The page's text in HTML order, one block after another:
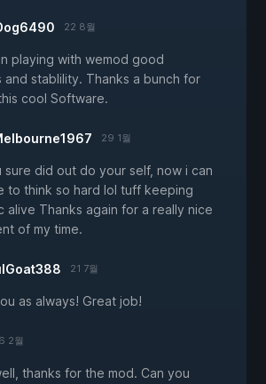
22 8월
playing with wemod good
and stablility. Thanks a bunch for
cool Software.
29 1월
sure did out do your self, now i can
to think so hard lol tuff keeping
alive Thanks again for a really nice
of my time.
21 7월
as always! Great job!
6 2월
thanks for the mod. Can you